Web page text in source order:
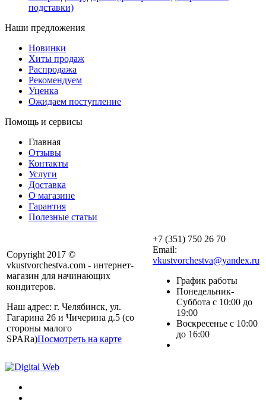
подставки)
Наши предложения
Новинки
Хиты продаж
Распродажа
Рекомендуем
Уценка
Ожидаем поступление
Помощь и сервисы
Главная
Отзывы
Контакты
Услуги
Доставка
О магазине
Гарантия
Полезные статьи
Copyright 2017 ©
vkustvorchestva.com - интернет-
магазин для начинающих
кондитеров.
Наш адрес: г. Челябинск, ул.
Гагарина 26 и Чичерина д.5 (со
стороны малого
SPARa)Посмотреть на карте
+7 (351) 750 26 70
Email:
vkustvorchestva@yandex.ru
График работы
Понедельник-
Суббота с 10:00 до
19:00
Воскресенье с 10:00
до 16:00